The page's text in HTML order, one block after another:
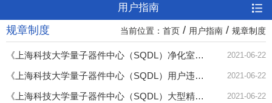
用户指南
当前位置： 首页 / 用户指南 / 规章制度
规章制度
2021-06-22
《上海科技大学量子器件中心（SQDL）净化室进出规则》
2021-06-22
《上海科技大学量子器件中心（SQDL）用户违规界定处罚单》
2021-06-22
《上海科技大学量子器件中心（SQDL）大型精密仪器设备工艺专家管理办法（试行）》